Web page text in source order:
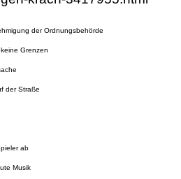
der Ordnungsbehörde
Grenzen
der Straße
ab
Musik